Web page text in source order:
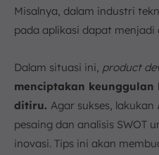
Misalnya, dalam industri
pada aplikasi dapat menjadi
Dalam situasi ini, product
menciptakan
ditiru. Agar sukses, lakukan
pesaing dan analisis SWOT
inovasi. Tips ini akan